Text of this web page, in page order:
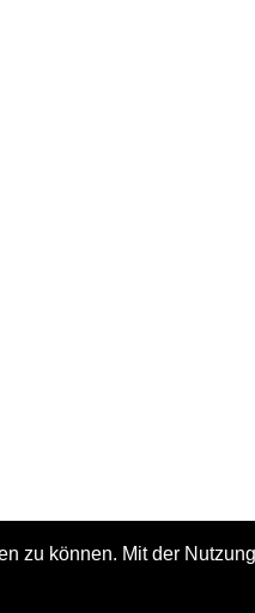
zu können. Mit der